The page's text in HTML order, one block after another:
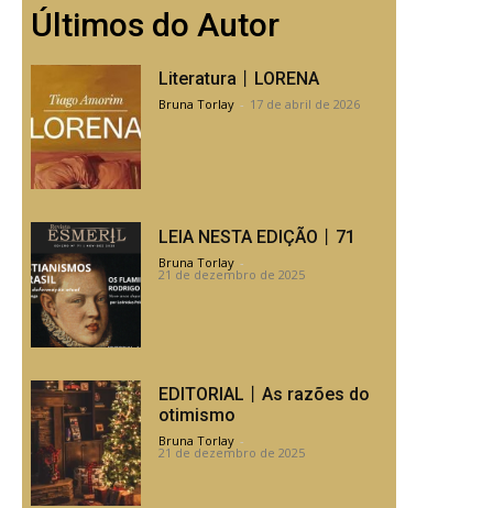
Últimos do Autor
Literatura丨LORENA
Bruna Torlay - 17 de abril de 2026
LEIA NESTA EDIÇÃO丨71
Bruna Torlay -
21 de dezembro de 2025
EDITORIAL丨As razões do
otimismo
Bruna Torlay -
21 de dezembro de 2025